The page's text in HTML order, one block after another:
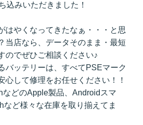
込みいただきました！
はやくなってきたなぁ・・・と思
当店なら、データそのまま・最短
のでぜひご相談ください♪
バッテリーは、すべてPSEマーク
心して修理をお任せください！！
などのApple製品、Androidスマ
など様々な在庫を取り揃えてま